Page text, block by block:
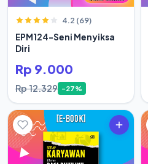
4.2 (69)
EPM124-Seni Menyiksa
Diri
Rp 9.000
Rp 12.329 -27%